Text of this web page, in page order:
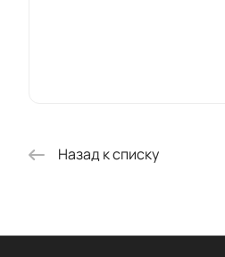
Назад к списку